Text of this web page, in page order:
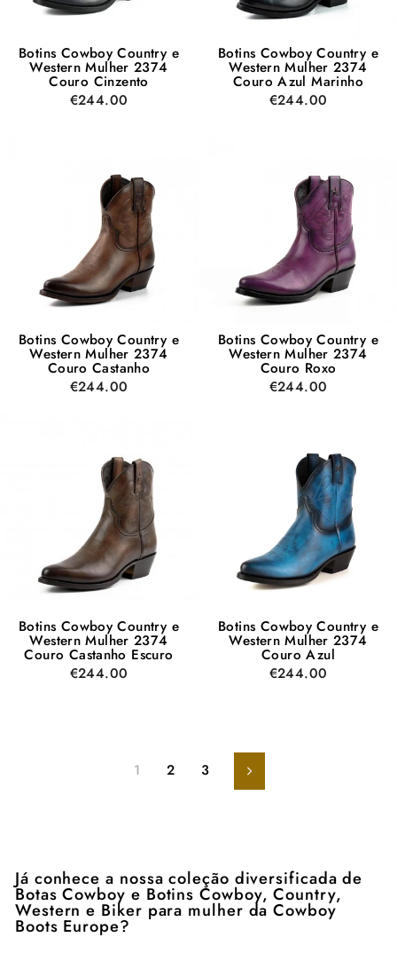
Botins Cowboy Country e
Western Mulher 2374
Couro Cinzento
€244.00
Botins Cowboy Country e
Western Mulher 2374
Couro Azul Marinho
€244.00
Botins Cowboy Country e
Western Mulher 2374
Couro Castanho
€244.00
Botins Cowboy Country e
Western Mulher 2374
Couro Roxo
€244.00
Botins Cowboy Country e
Western Mulher 2374
Couro Castanho Escuro
€244.00
Botins Cowboy Country e
Western Mulher 2374
Couro Azul
€244.00
1 2 3 Seguinte
Já conhece a nossa coleção diversificada de
Botas Cowboy e Botins Cowboy, Country,
Western e Biker para mulher da Cowboy
Boots Europe?